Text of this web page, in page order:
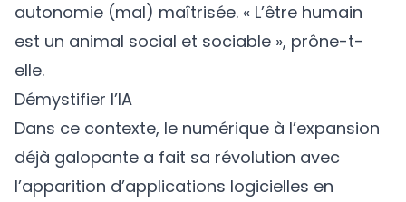
autonomie (mal) maîtrisée. « L’être humain
est un animal social et sociable », prône-t-
elle.
Démystifier l’IA
Dans ce contexte, le numérique à l’expansion
déjà galopante a fait sa révolution avec
l’apparition d’applications logicielles en